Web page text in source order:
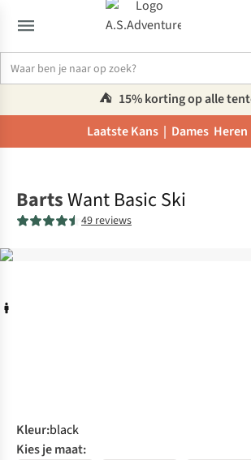
⛺️ 15% korting op alle
Laatste Kans | Dames Heren
BartsWant Basic Ski
49 reviews
Kleur:black
Kies je maat: